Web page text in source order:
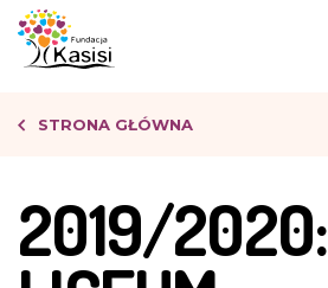
STRONA GŁÓWNA
2019/2020: